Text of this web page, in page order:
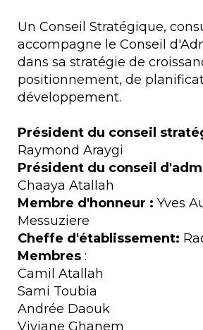
Un Conseil Stratégique,
accompagne le Conseil
dans sa stratégie de
positionnement, de
développement.
Président du conseil
Raymond Araygi
Président du conseil
Chaaya Atallah
Membre d'honneur : Yves
Messuziere
Cheffe d'établissement:
Membres :
Camil Atallah
Sami Toubia
Andrée Daouk
Viviane Ghanem